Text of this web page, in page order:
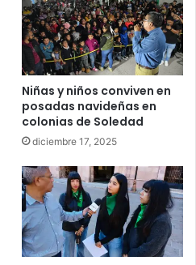
Niñas y niños conviven en
posadas navideñas en
colonias de Soledad
diciembre 17, 2025